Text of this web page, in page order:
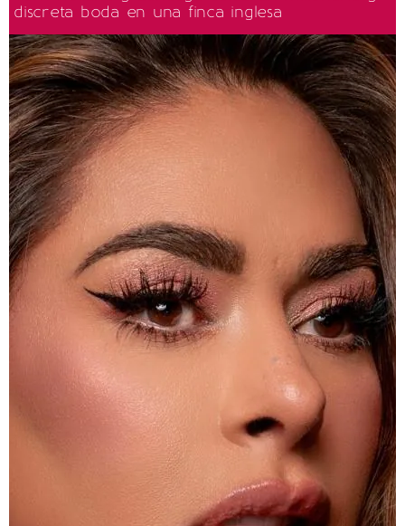
discreta boda en una finca inglesa